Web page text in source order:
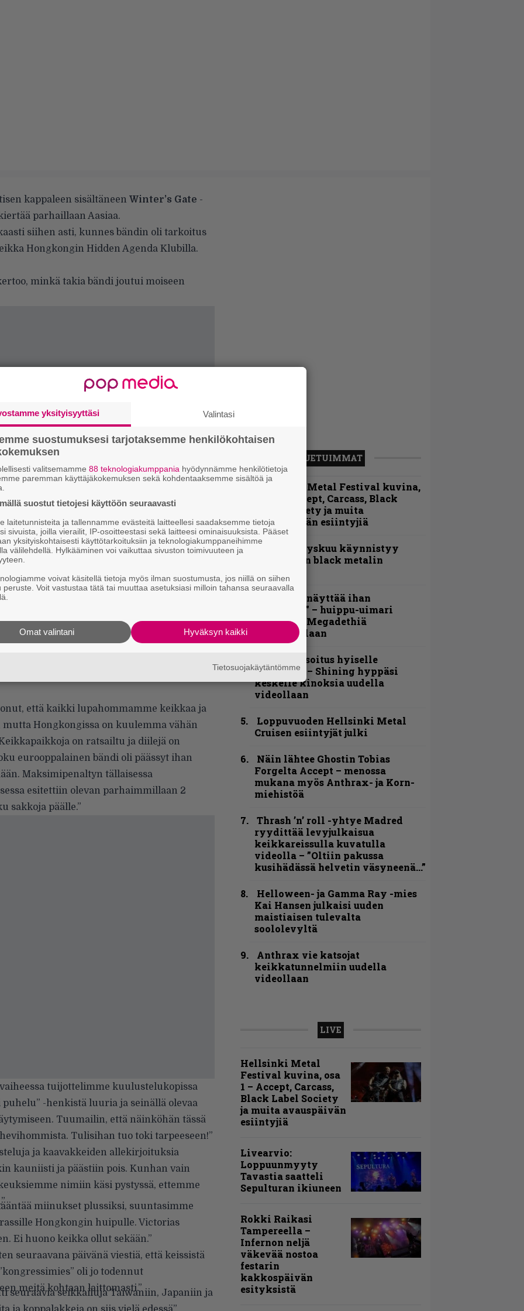
kappaleen sisältäneen Winter’s Gate -
parhaillaan Aasiaa.
siihen asti, kunnes bändin oli tarkoitus
Hongkongin Hidden Agenda Klubilla.
minkä takia bändi joutui moiseen
olevan vielä kapinaa ja uhkan tuntua –
Markus naurahtaa.
väliselle rajalle saapuessamme
Sevänen, Hirvonen ja Vanhala
koppalakkikommunisti ohjasi meidät
jossa pääsimme
seuraavat tunnit useiden lainvalvojien
että kaikki lupahommamme keikkaa ja
Hongkongissa on kuulemma vähän
on ratsailtu ja diilejä on
eurooppalainen bändi oli päässyt ihan
Maksimipenaltyn tällaisessa
esitettiin olevan parhaimmillaan 2
sakkoja päälle.”
tuijottelimme kuulustelukopissa
-henkistä luuria ja seinällä olevaa
Tuumailin, että näinköhän tässä
Tulisihan tuo toki tarpeeseen!”
ja kaavakkeiden allekirjoituksia
kauniisti ja päästiin pois. Kunhan vain
nimiin käsi pystyssä, ettemme
miinukset plussiksi, suuntasimme
Hongkongin huipulle. Victorias
Ei huono keikka ollut sekään.”
seuraavana päivänä viestiä, että keissistä
oli jo todennut
meitä kohtaan laittomasti.”
seuraavia seikkailuja Taiwaniin, Japaniin ja
LUETUIMMAT
Hellsinki Metal Festival kuvina,
osa 1 – Accept, Carcass, Black
Label Society ja muita
avauspäivän esiintyjiä
Espoon syyskuu käynnistyy
kotimaisen black metalin
”Mitalini näyttää ihan
plektralta” – huippu-uimari
jamittelee Megadethiä
palkinnollaan
Kunnianosoitus hyiselle
Pohjolalle – Shining hyppäsi
keskelle kinoksia uudella
videollaan
Loppuvuoden Hellsinki Metal
Cruisen esiintyjät julki
Näin lähtee Ghostin Tobias
Forgelta Accept – menossa
mukana myös Anthrax- ja Korn-
miehistöä
Thrash ’n’ roll -yhtye Madred
ryydittää levyjulkaisua
keikkareissulla kuvatulla
videolla – ”Oltiin pakussa
kusihädässä helvetin väsyneenä…”
Helloween- ja Gamma Ray -mies
Kai Hansen julkaisi uuden
maistiaisen tulevalta
soololevyltä
Anthrax vie katsojat
keikkatunnelmiin uudella
videollaan
LIVE
Hellsinki Metal
Festival kuvina, osa
1 – Accept, Carcass,
Black Label Society
ja muita avauspäivän
esiintyjiä
Livearvio:
Loppuunmyyty
Tavastia saatteli
Sepulturan ikiuneen
Rokki Raikasi
Tampereella –
Infernon neljä
väkevää nostoa
festarin
kakkospäivän
esityksistä
yksityisyyttäsi Valintasi
suostumuksesi tarjotaksemme henkilökohtaisen
valitsemamme 88 teknologiakumppania hyödynnämme henkilötietoja
paremman käyttäjäkokemuksen sekä kohdentaaksemme sisältöä ja
suostut tietojesi käyttöön seuraavasti
laitetunnisteita ja tallennamme evästeitä laitteellesi saadaksemme tietoja
sivuista, joilla vierailit, IP-osoitteestasi sekä laitteesi ominaisuuksista. Pääset
yksityiskohtaisesti käyttötarkoituksiin ja teknologiakumppaneihimme
välilehdellä. Hylkääminen voi vaikuttaa sivuston toimivuuteen ja
voivat käsitellä tietoja myös ilman suostumusta, jos niillä on siihen
peruste. Voit vastustaa tätä tai muuttaa asetuksiasi milloin tahansa seuraavalla
Hyväksyn kaikki
Omat valintani
Tietosuojakäytäntömme